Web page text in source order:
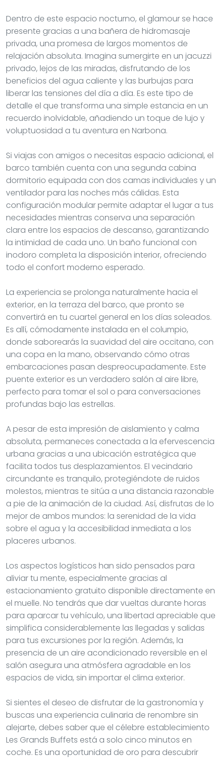
Dentro de este espacio nocturno, el glamour se hace
presente gracias a una bañera de hidromasaje
privada, una promesa de largos momentos de
relajación absoluta. Imagina sumergirte en un jacuzzi
privado, lejos de las miradas, disfrutando de los
beneficios del agua caliente y las burbujas para
liberar las tensiones del día a día. Es este tipo de
detalle el que transforma una simple estancia en un
recuerdo inolvidable, añadiendo un toque de lujo y
voluptuosidad a tu aventura en Narbona.
Si viajas con amigos o necesitas espacio adicional, el
barco también cuenta con una segunda cabina
dormitorio equipada con dos camas individuales y un
ventilador para las noches más cálidas. Esta
configuración modular permite adaptar el lugar a tus
necesidades mientras conserva una separación
clara entre los espacios de descanso, garantizando
la intimidad de cada uno. Un baño funcional con
inodoro completa la disposición interior, ofreciendo
todo el confort moderno esperado.
La experiencia se prolonga naturalmente hacia el
exterior, en la terraza del barco, que pronto se
convertirá en tu cuartel general en los días soleados.
Es allí, cómodamente instalada en el columpio,
donde saborearás la suavidad del aire occitano, con
una copa en la mano, observando cómo otras
embarcaciones pasan despreocupadamente. Este
puente exterior es un verdadero salón al aire libre,
perfecto para tomar el sol o para conversaciones
profundas bajo las estrellas.
A pesar de esta impresión de aislamiento y calma
absoluta, permaneces conectada a la efervescencia
urbana gracias a una ubicación estratégica que
facilita todos tus desplazamientos. El vecindario
circundante es tranquilo, protegiéndote de ruidos
molestos, mientras te sitúa a una distancia razonable
a pie de la animación de la ciudad. Así, disfrutas de lo
mejor de ambos mundos: la serenidad de la vida
sobre el agua y la accesibilidad inmediata a los
placeres urbanos.
Los aspectos logísticos han sido pensados para
aliviar tu mente, especialmente gracias al
estacionamiento gratuito disponible directamente en
el muelle. No tendrás que dar vueltas durante horas
para aparcar tu vehículo, una libertad apreciable que
simplifica considerablemente las llegadas y salidas
para tus excursiones por la región. Además, la
presencia de un aire acondicionado reversible en el
salón asegura una atmósfera agradable en los
espacios de vida, sin importar el clima exterior.
Si sientes el deseo de disfrutar de la gastronomía y
buscas una experiencia culinaria de renombre sin
alejarte, debes saber que el célebre establecimiento
Les Grands Buffets está a solo cinco minutos en
coche. Es una oportunidad de oro para descubrir